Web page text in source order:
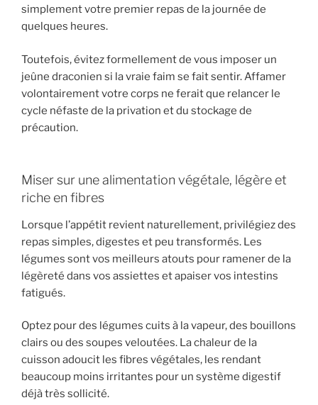
simplement votre premier repas de la journée de
quelques heures.
Toutefois, évitez formellement de vous imposer un
jeûne draconien si la vraie faim se fait sentir. Affamer
volontairement votre corps ne ferait que relancer le
cycle néfaste de la privation et du stockage de
précaution.
Miser sur une alimentation végétale, légère et
riche en fibres
Lorsque l’appétit revient naturellement, privilégiez des
repas simples, digestes et peu transformés. Les
légumes sont vos meilleurs atouts pour ramener de la
légèreté dans vos assiettes et apaiser vos intestins
fatigués.
Optez pour des légumes cuits à la vapeur, des bouillons
clairs ou des soupes veloutées. La chaleur de la
cuisson adoucit les fibres végétales, les rendant
beaucoup moins irritantes pour un système digestif
déjà très sollicité.